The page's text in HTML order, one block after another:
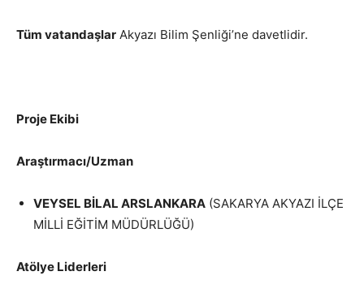
Tüm vatandaşlar Akyazı Bilim Şenliği’ne davetlidir.
Proje Ekibi
Araştırmacı/Uzman
VEYSEL BİLAL ARSLANKARA (SAKARYA AKYAZI İLÇE
MİLLİ EĞİTİM MÜDÜRLÜĞÜ)
Atölye Liderleri